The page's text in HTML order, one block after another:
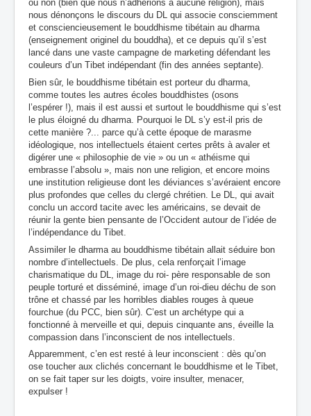
ou non (bien que nous n’adhérions à aucune religion), mais
nous dénonçons le discours du DL qui associe consciemment
et consciencieusement le bouddhisme tibétain au dharma
(enseignement originel du bouddha), et ce depuis qu’il s’est
lancé dans une vaste campagne de marketing défendant les
couleurs d’un Tibet indépendant (fin des années septante).
Bien sûr, le bouddhisme tibétain est porteur du dharma,
comme toutes les autres écoles bouddhistes (osons
l’espérer !), mais il est aussi et surtout le bouddhisme qui s’est
le plus éloigné du dharma. Pourquoi le DL s’y est-il pris de
cette manière ?... parce qu’à cette époque de marasme
idéologique, nos intellectuels étaient certes prêts à avaler et
digérer une « philosophie de vie » ou un « athéisme qui
embrasse l’absolu », mais non une religion, et encore moins
une institution religieuse dont les déviances s’avéraient encore
plus profondes que celles du clergé chrétien. Le DL, qui avait
conclu un accord tacite avec les américains, se devait de
réunir la gente bien pensante de l’Occident autour de l’idée de
l’indépendance du Tibet.
Assimiler le dharma au bouddhisme tibétain allait séduire bon
nombre d’intellectuels. De plus, cela renforçait l’image
charismatique du DL, image du roi- père responsable de son
peuple torturé et disséminé, image d’un roi-dieu déchu de son
trône et chassé par les horribles diables rouges à queue
fourchue (du PCC, bien sûr). C’est un archétype qui a
fonctionné à merveille et qui, depuis cinquante ans, éveille la
compassion dans l’inconscient de nos intellectuels.
Apparemment, c’en est resté à leur inconscient : dès qu’on
ose toucher aux clichés concernant le bouddhisme et le Tibet,
on se fait taper sur les doigts, voire insulter, menacer,
expulser !